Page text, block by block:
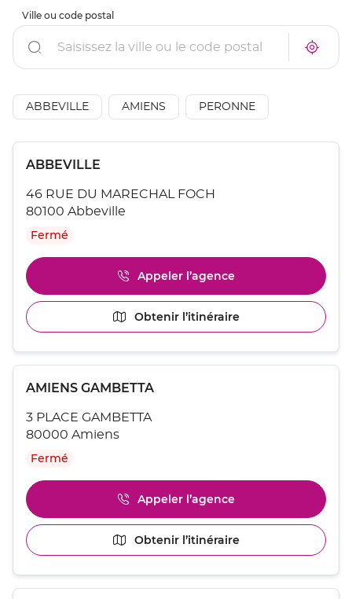
À
Ville ou code postal
Rechercher
un
de
vente
AÉSIO
ABBEVILLE AMIENS PERONNE
sur
touche
ENTRÉE
obtenir
plus
amples
informations
[ECHAP
pour
Point
vente
:
ABBEVILLE
46 RUE DU MARECHAL FOCH
80100 Abbeville
Fermé
Appeler l’agence
Afficher
le
numéro
de
du
point
Obtenir l’itinéraire
jusqu'au
de
vente
sur
touche
ENTRÉE
obtenir
plus
amples
informations
[ECHAP
pour
Point
vente
:
AMIENS GAMBETTA
3 PLACE GAMBETTA
80000 Amiens
Fermé
Appeler l’agence
Afficher
le
numéro
de
du
point
Obtenir l’itinéraire
jusqu'au
de
vente